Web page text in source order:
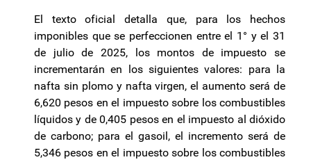
El texto oficial detalla que, para los hechos
imponibles que se perfeccionen entre el 1° y el 31
de julio de 2025, los montos de impuesto se
incrementarán en los siguientes valores: para la
nafta sin plomo y nafta virgen, el aumento será de
6,620 pesos en el impuesto sobre los combustibles
líquidos y de 0,405 pesos en el impuesto al dióxido
de carbono; para el gasoil, el incremento será de
5,346 pesos en el impuesto sobre los combustibles